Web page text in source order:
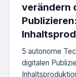
verändern
5 autonome
digitalen